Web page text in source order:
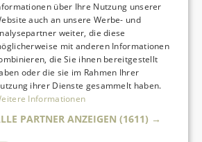
Da sind Kinder mit Begeisterung
dabei.
Leidenschaft
über Ihre Nutzung unserer
auch an unsere Werbe- und
weiter, die diese
mit anderen Informationen
die Sie ihnen bereitgestellt
oder die sie im Rahmen Ihrer
ihrer Dienste gesammelt haben.
Informationen
PARTNER ANZEIGEN (1611) →